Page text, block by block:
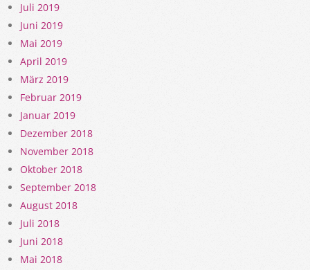
Juli 2019
Juni 2019
Mai 2019
April 2019
März 2019
Februar 2019
Januar 2019
Dezember 2018
November 2018
Oktober 2018
September 2018
August 2018
Juli 2018
Juni 2018
Mai 2018